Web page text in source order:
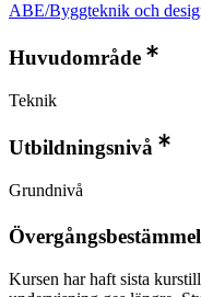
ABE/Byggteknik och
Huvudområde
Teknik
Utbildningsnivå
Grundnivå
Kursen har haft sista